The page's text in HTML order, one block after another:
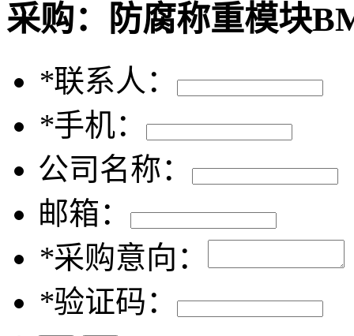
采购： 防腐称重模块
*联系人：
*手机：
公司名称：
邮箱：
*采购意向：
*验证码：